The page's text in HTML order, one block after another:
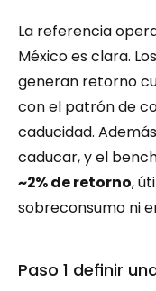
La referencia
México es clara.
generan retorno
con el patrón de
caducidad.
~2% de retorno,
sobreconsumo ni
Paso 1 definir